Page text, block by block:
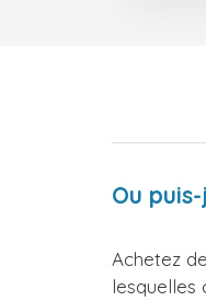
Ou
Achetez
lesquelles